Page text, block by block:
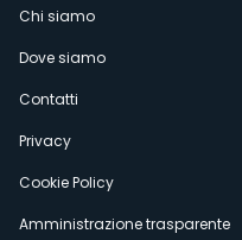
Menù
secondario
Chi siamo
Dove siamo
Contatti
Privacy
Cookie Policy
Amministrazione trasparente